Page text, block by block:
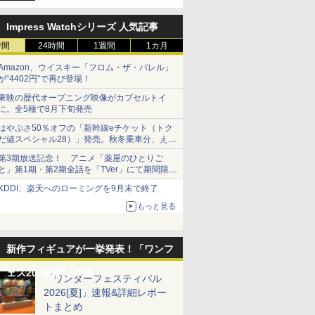
Impress Watchシリーズ 人気記事
24時間 1週間 1カ月
、ウイスキー「フロム・ザ・バレル」
“4402円”で再び登場！
映の歴代オープニング映像がカプセルトイ
。全5種で8月下旬発売
やぶさ50％オフの「新幹線eチケット（トク
値スペシャル28）」発売。秋冬乗車分、えき
っと限定
3期放送記念！ アニメ「薬屋のひとりご
」第1期・第2期全話を「TVer」にて期間限定
順次無料配信開始
、楽天へのローミングを9月末で終了
もっと見る
新作フィギュアが一挙発表！「ワンフ
ェス2026[夏]」特集「ワンダーフェスティバル
2026[夏]」速報&詳細レポー
トまとめ